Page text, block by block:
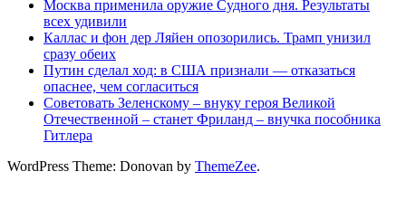
Москва применила оружие Судного дня. Результаты
всех удивили
Каллас и фон дер Ляйен опозорились. Трамп унизил
сразу обеих
Путин сделал ход: в США признали — отказаться
опаснее, чем согласиться
Советовать Зеленскому – внуку героя Великой
Отечественной – станет Фриланд – внучка пособника
Гитлера
WordPress Theme: Donovan by ThemeZee.